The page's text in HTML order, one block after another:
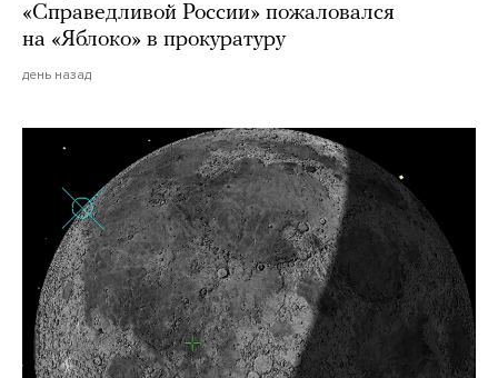
«Справедливой России» пожаловался
на «Яблоко» в прокуратуру
день назад